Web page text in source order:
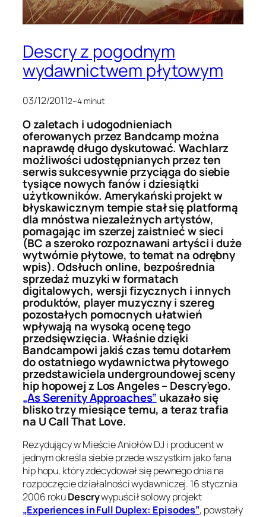
Descry z pogodnym
wydawnictwem płytowym
03/12/20112–4 minut
O zaletach i udogodnieniach
oferowanych przez Bandcamp można
naprawdę długo dyskutować. Wachlarz
możliwości udostępnianych przez ten
serwis sukcesywnie przyciąga do siebie
tysiące nowych fanów i dziesiątki
użytkowników. Amerykański projekt w
błyskawicznym tempie stał się platformą
dla mnóstwa niezależnych artystów,
pomagając im szerzej zaistnieć w sieci
(BC a szeroko rozpoznawani artyści i duże
wytwórnie płytowe, to temat na odrębny
wpis). Odsłuch online, bezpośrednia
sprzedaż muzyki w formatach
digitalowych, wersji fizycznych i innych
produktów, player muzyczny i szereg
pozostałych pomocnych ułatwień
wpływają na wysoką ocenę tego
przedsięwzięcia. Właśnie dzięki
Bandcampowi jakiś czas temu dotarłem
do ostatniego wydawnictwa płytowego
przedstawiciela undergroundowej sceny
hip hopowej z Los Angeles – Descry’ego.
„As Serenity Approaches” ukazało się
blisko trzy miesiące temu, a teraz trafia
na U Call That Love.
Rezydujący w Mieście Aniołów DJ i producent w
jednym określa siebie przede wszystkim jako fana
hip hopu, który zdecydował się pewnego dnia na
rozpoczęcie działalności wydawniczej. 16 stycznia
2006 rokuDescrywypuścił solowy projekt
„Experiences in Full Duplex: Episodes”, powstały